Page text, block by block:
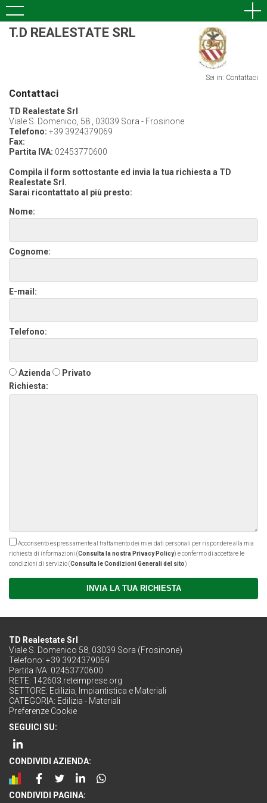
T.D REALESTATE SRL
Sei in: Contattaci
Contattaci
TD Realestate Srl
Viale S. Domenico, 58 , 03039 Sora - Frosinone
Telefono: +39 3924379069
Fax:
Partita IVA: 02453770600
Compila il form sottostante ed invia la tua richiesta a TD
Realestate Srl.
Sarai ricontattato al più presto:
Nome:
Cognome:
E-mail:
Telefono:
Azienda
Privato
Richiesta:
Acconsento espressamente al trattamento dei miei dati personali per rispondere alla mia
richiesta di informazioni (Consulta la nostra Privacy Policy) e confermo di accettare le
condizioni di servizio (Consulta le Condizioni Generali del sito)
INVIA LA TUA RICHIESTA
TD Realestate Srl
Viale S. Domenico 58, 03039 Sora (Frosinone)
Telefono: +39 3924379069
Partita IVA: 02453770600
RETE: 142603.reteimprese.org
SETTORE: Edilizia, Impiantistica e Materiali
CATEGORIA: Edilizia - Materiali
Preferenze Cookie
SEGUICI SU:
CONDIVIDI AZIENDA:
CONDIVIDI PAGINA: